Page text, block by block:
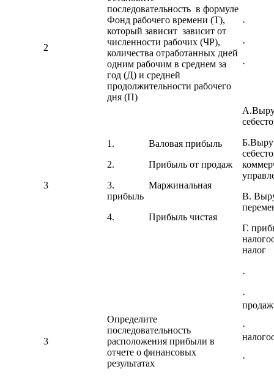
2
последовательность в формуле
Фонд рабочего времени (Т),
который зависит зависит от
численности рабочих (ЧР),
количества отработанных дней
одним рабочим в среднем за
год (Д) и средней
продолжительности рабочего
дня (П)
·
·
·
3
1. Валовая прибыль
2. Прибыль от продаж
3. Маржинальная
прибыль
4. Прибыль чистая
В.
Г.
налог
3
Определите
последовательность
расположения прибыли в
отчете о финансовых
результатах
·
·
продаж
·
·